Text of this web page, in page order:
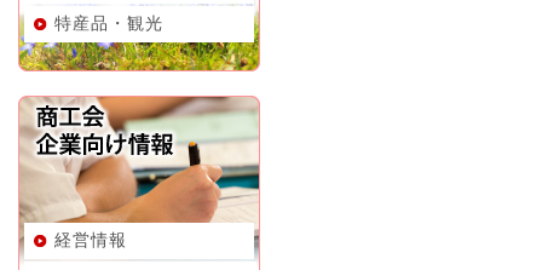
特産品・観光
経営情報